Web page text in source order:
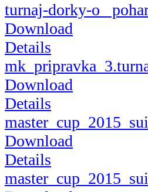
turnaj-dorky-o_
Download
Details
Download
Details
Download
Details